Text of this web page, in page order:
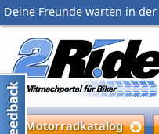
Deine Freunde warten in der
Motorradkatalog